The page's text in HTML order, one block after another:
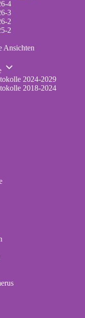
4
3
2
2
Ansichten
Unternavigation
Kirchenvorstandsprotokolle
2024-2029
2018-2024
tab)